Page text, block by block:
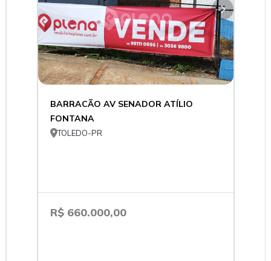
BARRACÃO AV SENADOR ATÍLIO
FONTANA
TOLEDO-PR
R$ 660.000,00